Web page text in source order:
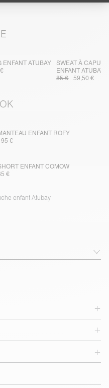
ENFANT ATUBAY
SWEAT À
ENFANT ATUBAY
85 €
59,50 €
ENFANT ROFY
€
ENFANT COMOW
€
enfant Atubay